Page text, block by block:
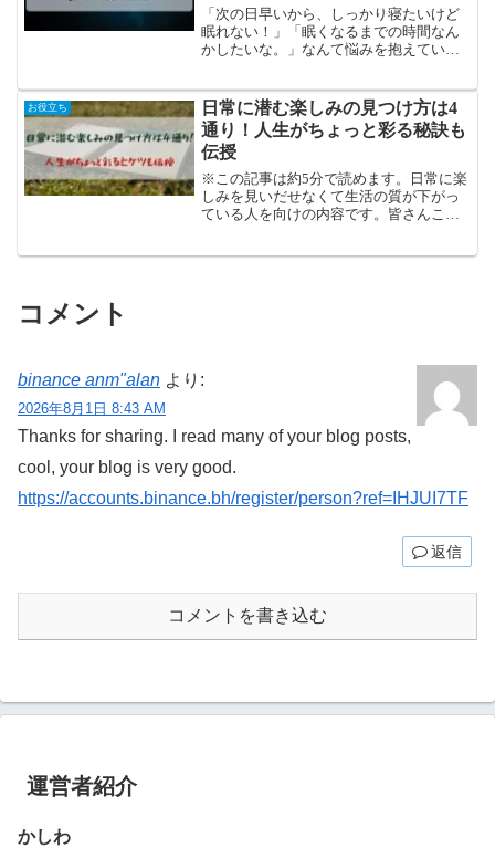
「次の日早いから、しっかり寝たいけど
眠れない！」「眠くなるまでの時間なん
かしたいな。」なんて悩みを抱えている
法をご紹介していきます！眠れない夜の
原因と意識しておくポイントもまとめて
ご紹介していくので、ぜひ参考にして下
さいね。
お役立ち
日常に潜む楽しみの見つけ方は4
通り！人生がちょっと彩る秘訣も
伝授
※この記事は約5分で読めます。日常に楽
しみを見いだせなくて生活の質が下がっ
ている人を向けの内容です。皆さんこん
コメント
binance anm"alan より:
2026年8月1日 8:43 AM
Thanks for sharing. I read many of your blog posts,
cool, your blog is very good.
https://accounts.binance.bh/register/person?ref=IHJUI7TF
返信
コメントを書き込む
運営者紹介
かしわ